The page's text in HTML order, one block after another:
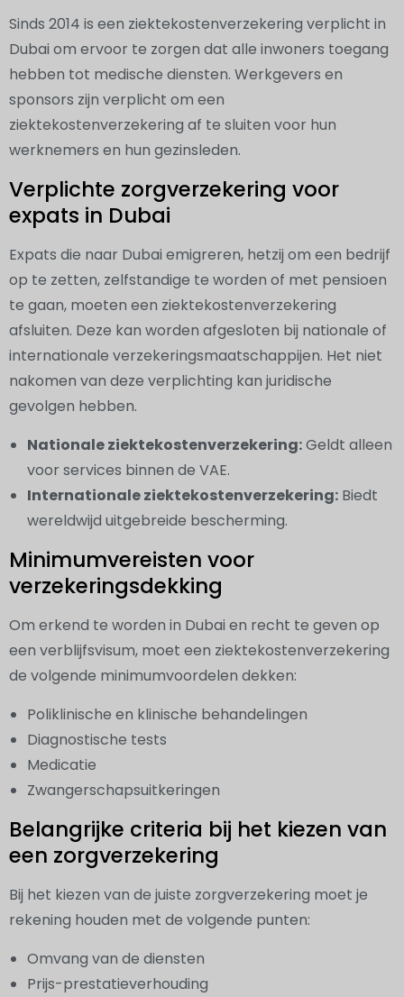
Sinds 2014 is een ziektekostenverzekering verplicht in
Dubai om ervoor te zorgen dat alle inwoners toegang
hebben tot medische diensten. Werkgevers en
sponsors zijn verplicht om een
ziektekostenverzekering af te sluiten voor hun
werknemers en hun gezinsleden.
Verplichte zorgverzekering voor
expats in Dubai
Expats die naar Dubai emigreren, hetzij om een bedrijf
op te zetten, zelfstandige te worden of met pensioen
te gaan, moeten een ziektekostenverzekering
afsluiten. Deze kan worden afgesloten bij nationale of
internationale verzekeringsmaatschappijen. Het niet
nakomen van deze verplichting kan juridische
gevolgen hebben.
Nationale ziektekostenverzekering:Geldt alleen
voor services binnen de VAE.
Internationale ziektekostenverzekering: Biedt
wereldwijd uitgebreide bescherming.
Minimumvereisten voor
verzekeringsdekking
Om erkend te worden in Dubai en recht te geven op
een verblijfsvisum, moet een ziektekostenverzekering
de volgende minimumvoordelen dekken:
Poliklinische en klinische behandelingen
Diagnostische tests
Medicatie
Zwangerschapsuitkeringen
Belangrijke criteria bij het kiezen van
een zorgverzekering
Bij het kiezen van de juiste zorgverzekering moet je
rekening houden met de volgende punten:
Omvang van de diensten
Prijs-prestatieverhouding